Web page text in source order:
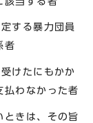
する暴力団員
者
けたにもかか
払わなかった者
きは、その旨